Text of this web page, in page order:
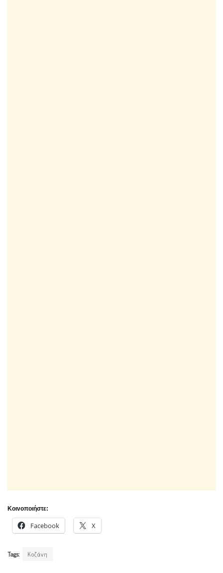
Κοινοποιήστε:
Facebook X
Tags: Κοζάνη